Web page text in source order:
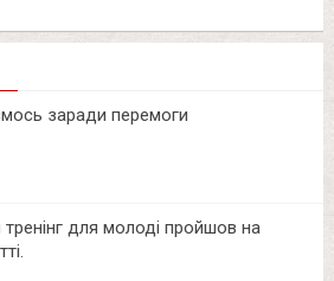
заради перемоги
для молоді пройшов на